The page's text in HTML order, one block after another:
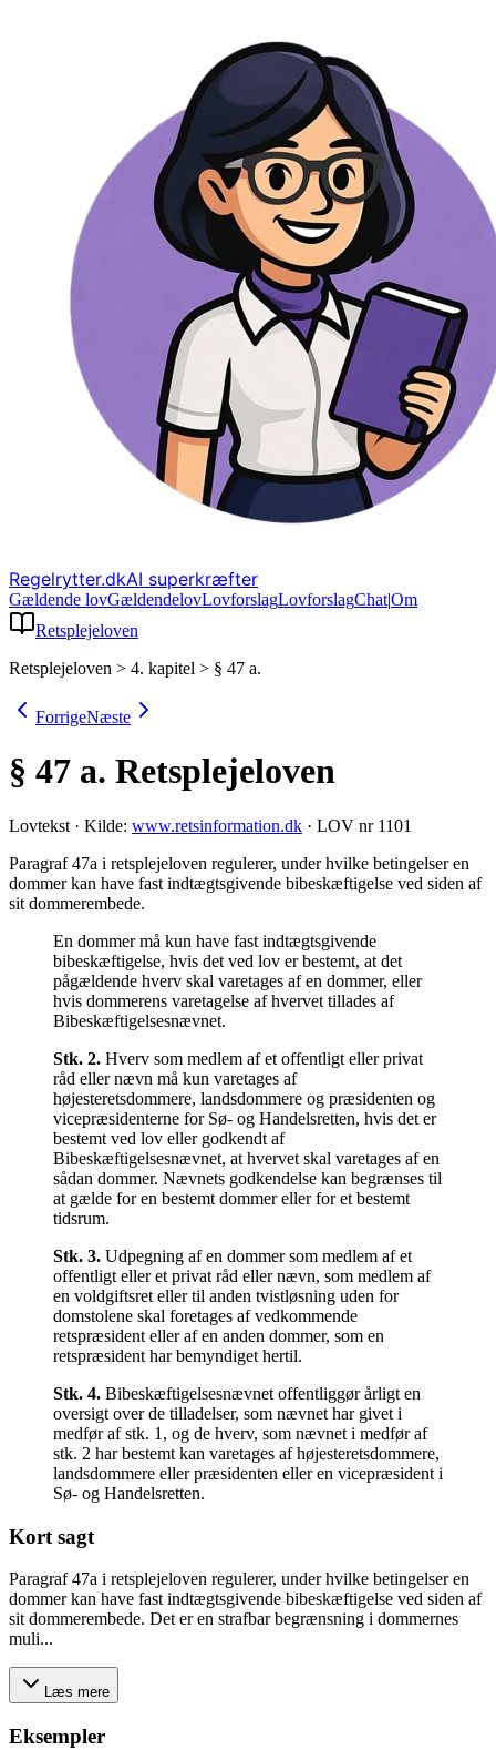
Regelrytter.dkAI superkræfter
Gældende lovGældendelovLovforslagLovforslagChat|Om
Retsplejeloven
Retsplejeloven > 4. kapitel > § 47 a.
ForrigeNæste
§ 47 a. Retsplejeloven
Lovtekst · Kilde: www.retsinformation.dk · LOV nr 1101
Paragraf 47a i retsplejeloven regulerer, under hvilke betingelser en
dommer kan have fast indtægtsgivende bibeskæftigelse ved siden af
sit dommerembede.
En dommer må kun have fast indtægtsgivende
bibeskæftigelse, hvis det ved lov er bestemt, at det
pågældende hverv skal varetages af en dommer, eller
hvis dommerens varetagelse af hvervet tillades af
Bibeskæftigelsesnævnet.
Stk. 2. Hverv som medlem af et offentligt eller privat
råd eller nævn må kun varetages af
højesteretsdommere, landsdommere og præsidenten og
vicepræsidenterne for Sø- og Handelsretten, hvis det er
bestemt ved lov eller godkendt af
Bibeskæftigelsesnævnet, at hvervet skal varetages af en
sådan dommer. Nævnets godkendelse kan begrænses til
at gælde for en bestemt dommer eller for et bestemt
tidsrum.
Stk. 3. Udpegning af en dommer som medlem af et
offentligt eller et privat råd eller nævn, som medlem af
en voldgiftsret eller til anden tvistløsning uden for
domstolene skal foretages af vedkommende
retspræsident eller af en anden dommer, som en
retspræsident har bemyndiget hertil.
Stk. 4. Bibeskæftigelsesnævnet offentliggør årligt en
oversigt over de tilladelser, som nævnet har givet i
medfør af stk. 1, og de hverv, som nævnet i medfør af
stk. 2 har bestemt kan varetages af højesteretsdommere,
landsdommere eller præsidenten eller en vicepræsident i
Sø- og Handelsretten.
Kort sagt
Paragraf 47a i retsplejeloven regulerer, under hvilke betingelser en
dommer kan have fast indtægtsgivende bibeskæftigelse ved siden af
sit dommerembede. Det er en strafbar begrænsning i dommernes
muli...
Læs mere
Eksempler